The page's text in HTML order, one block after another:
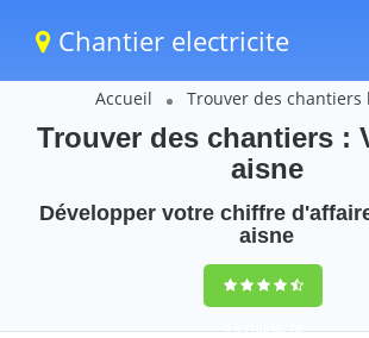
Chantier electricite
Accueil Trouver des chantiers
Trouver des chantiers :
aisne
Développer votre chiffre
aisne
9,5(100%)70